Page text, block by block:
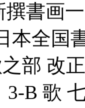
書画
本全国
部 改
3-B 歌